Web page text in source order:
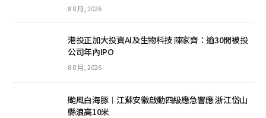
8 8 月, 2026
港投正加大投資AI及生物科技 陳家齊：逾30間被投
公司年內IPO
8 8 月, 2026
颱風白海豚︱江蘇安徽啟動四級應急響應 浙江岱山
縣浪高10米